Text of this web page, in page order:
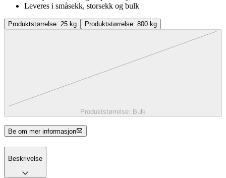
Leveres i småsekk, storsekk og bulk
Produktstørrelse: 25 kg Produktstørrelse: 800 kg
Produktstørrelse: Bulk
Be om mer informasjon
Beskrivelse